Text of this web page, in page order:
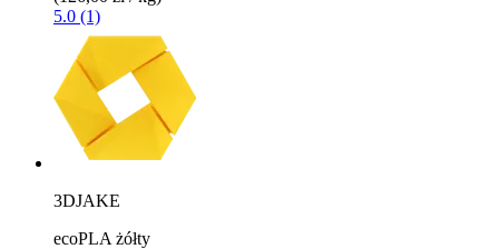
5.0 (1)
3DJAKE
ecoPLA żółty